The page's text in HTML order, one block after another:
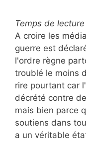
Temps de lecture
A croire les
guerre est
l'ordre règne
troublé le moins
rire pourtant car
décrété contre
mais bien parce
soutiens dans
a un véritable